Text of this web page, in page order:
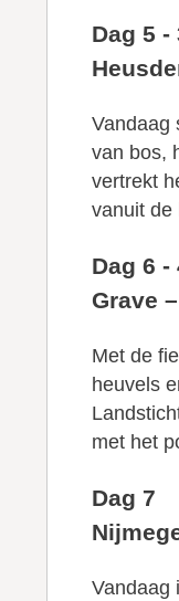
Dag 5 -
Vandaag
van bos,
vertrekt
vanuit de
Dag 6 -
Grave
Met de
heuvels
met het
Dag 7
Vandaag